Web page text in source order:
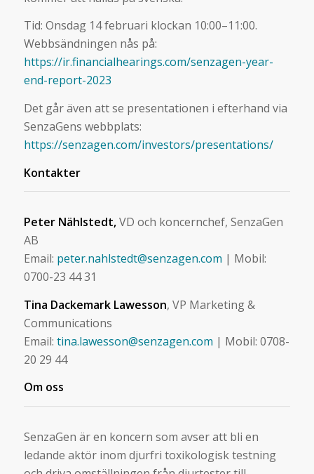
Tid: Onsdag 14 februari klockan 10:00–11:00.
Webbsändningen nås på:
https://ir.financialhearings.com/senzagen-year-
end-report-2023
Det går även att se presentationen i efterhand via
SenzaGens webbplats:
https://senzagen.com/investors/presentations/
Kontakter
Peter Nählstedt,VD och koncernchef, SenzaGen
AB
Email: peter.nahlstedt@senzagen.com | Mobil:
0700-23 44 31
Tina Dackemark Lawesson, VP Marketing &
Communications
Email: tina.lawesson@senzagen.com | Mobil: 0708-
20 29 44
Om oss
SenzaGen är en koncern som avser att bli en
ledande aktör inom djurfri toxikologisk testning